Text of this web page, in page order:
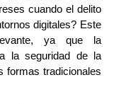
cuando el delito
digitales? Este
ya que la
la seguridad de la
formas tradicionales